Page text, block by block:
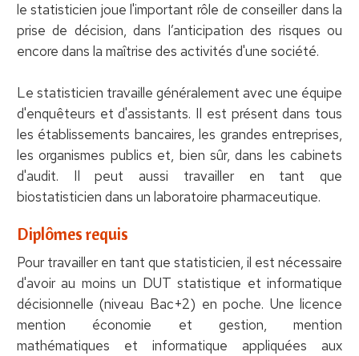
le statisticien joue l'important rôle de conseiller dans la
prise de décision, dans l’anticipation des risques ou
encore dans la maîtrise des activités d'une société.
Le statisticien travaille généralement avec une équipe
d'enquêteurs et d'assistants. Il est présent dans tous
les établissements bancaires, les grandes entreprises,
les organismes publics et, bien sûr, dans les cabinets
d'audit. Il peut aussi travailler en tant que
biostatisticien dans un laboratoire pharmaceutique.
Diplômes requis
Pour travailler en tant que statisticien, il est nécessaire
d'avoir au moins un DUT statistique et informatique
décisionnelle (niveau Bac+2) en poche. Une licence
mention économie et gestion, mention
mathématiques et informatique appliquées aux